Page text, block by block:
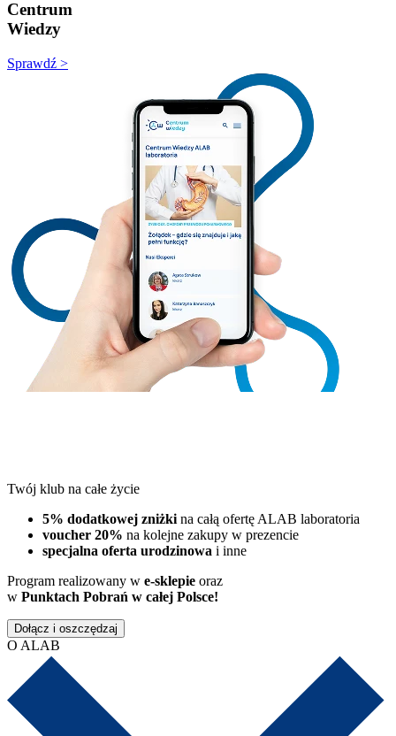
Centrum
Wiedzy
Sprawdź >
Twój klub na całe życie
5% dodatkowej zniżki na całą ofertę ALAB laboratoria
voucher 20% na kolejne zakupy w prezencie
specjalna oferta urodzinowa i inne
Program realizowany w e-sklepie oraz
w Punktach Pobrań w całej Polsce!
Dołącz i oszczędzaj
O ALAB